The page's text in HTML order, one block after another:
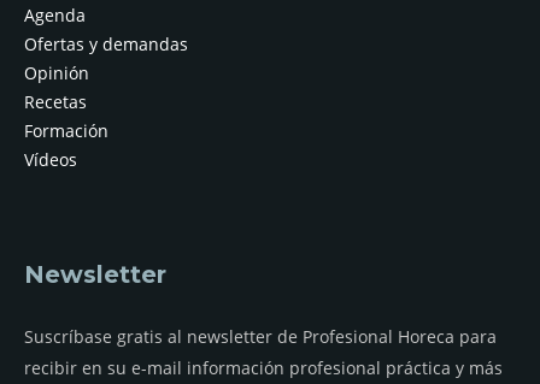
Agenda
Ofertas y demandas
Opinión
Recetas
Formación
Vídeos
Newsletter
Suscríbase gratis al newsletter de Profesional Horeca para
recibir en su e-mail información profesional práctica y más